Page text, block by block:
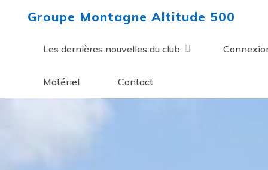
Groupe Montagne Altitude 500
Les dernières nouvelles du club
Matériel Contact